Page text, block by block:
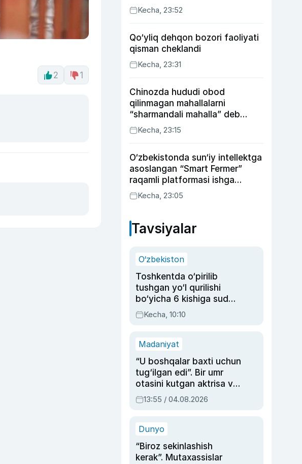
2 1
Kecha, 23:52
Qo‘yliq dehqon bozori faoliyati
qisman cheklandi
Kecha, 23:31
Chinozda hududi obod
qilinmagan mahallalarni
“sharmandali mahalla” deb
belgilash boshlandi
Kecha, 23:15
O‘zbekistonda sun‘iy intellektga
asoslangan “Smart Fermer”
raqamli platformasi ishga
tushiriladi
Kecha, 23:05
Tavsiyalar
O‘zbekiston
Toshkentda o‘pirilib
tushgan yo‘l qurilishi
bo‘yicha 6 kishiga sud
hukmi o‘qildi
Kecha, 10:10
Madaniyat
“U boshqalar baxti uchun
tug‘ilgan edi”. Bir umr
otasini kutgan aktrisa va
dublyaj ustasi Rimma
Ahmedovaning
13:55 / 04.08.2026
Dunyo
“Biroz sekinlashish
kerak”. Mutaxassislar